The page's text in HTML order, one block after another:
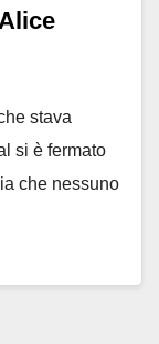
stava
si è fermato
che nessuno